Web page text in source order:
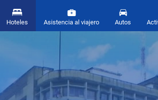
Hoteles Asistencia al viajero Autos